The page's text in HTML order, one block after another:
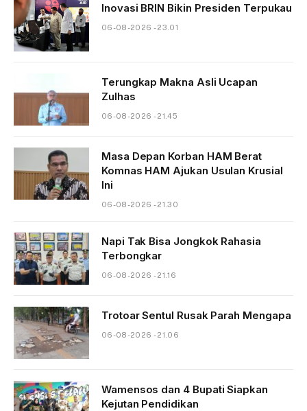
Inovasi BRIN Bikin Presiden Terpukau
06-08-2026 - 23.01
Terungkap Makna Asli Ucapan
Zulhas
06-08-2026 - 21.45
Masa Depan Korban HAM Berat
Komnas HAM Ajukan Usulan Krusial
Ini
06-08-2026 - 21.30
Napi Tak Bisa Jongkok Rahasia
Terbongkar
06-08-2026 - 21.16
Trotoar Sentul Rusak Parah Mengapa
06-08-2026 - 21.06
Wamensos dan 4 Bupati Siapkan
Kejutan Pendidikan